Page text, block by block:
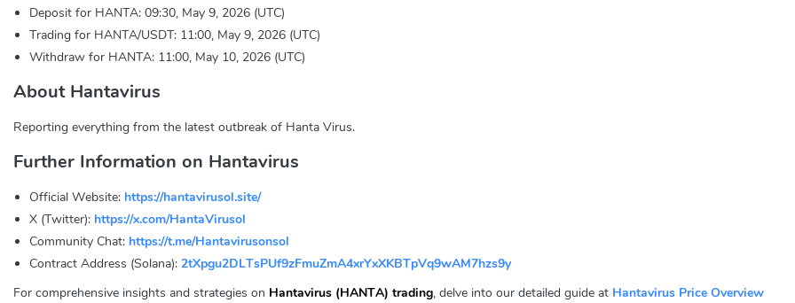
Deposit for HANTA: 09:30, May 9, 2026 (UTC)
Trading for HANTA/USDT: 11:00, May 9, 2026 (UTC)
Withdraw for HANTA: 11:00, May 10, 2026 (UTC)
About Hantavirus
Reporting everything from the latest outbreak of Hanta Virus.
Further Information on Hantavirus
Official Website: https://hantavirusol.site/
X (Twitter): https://x.com/HantaVirusol
Community Chat: https://t.me/Hantavirusonsol
Contract Address (Solana): 2tXpgu2DLTsPUf9zFmuZmA4xrYxXKBTpVq9wAM7hzs9y
For comprehensive insights and strategies on Hantavirus (HANTA) trading, delve into our detailed guide at Hantavirus Price Overview